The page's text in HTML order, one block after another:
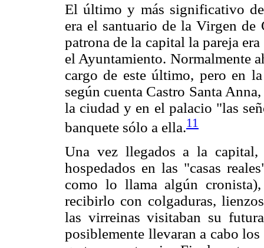
El último y más significativo
era el santuario de la Virgen de
patrona de la capital la pareja
el Ayuntamiento. Normalmente
cargo de este último, pero en
según cuenta Castro Santa
la ciudad y en el palacio "las
banquete sólo a ella.11
Una vez llegados a la
hospedados en las "casas
como lo llama algún
recibirlo con colgaduras,
las virreinas visitaban su
posiblemente llevaran a cabo los